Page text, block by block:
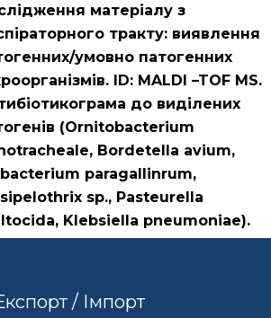
матеріалу з
тракту: виявлення
умовно патогенних
ID: MALDI –TOF MS.
до виділених
(Ornitobacterium
Bordetella avium,
paragallinrum,
sp., Pasteurella
Klebsiella pneumoniae).
/ Імпорт